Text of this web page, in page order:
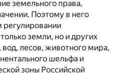
земельного права,
Поэтому в него
земли, но и других
лесов, животного мира,
шельфа и
зоны Российской